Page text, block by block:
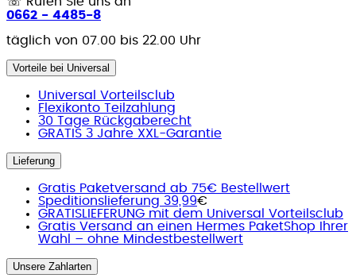
0662 - 4485-8
täglich von 07.00 bis 22.00 Uhr
Vorteile bei Universal
Universal Vorteilsclub
Flexikonto Teilzahlung
30 Tage Rückgaberecht
GRATIS 3 Jahre XXL-Garantie
Lieferung
Gratis Paketversand ab 75€ Bestellwert
Speditionslieferung 39,99€
GRATISLIEFERUNG mit dem Universal Vorteilsclub
Gratis Versand an einen Hermes PaketShop Ihrer
Wahl – ohne Mindestbestellwert
Unsere Zahlarten